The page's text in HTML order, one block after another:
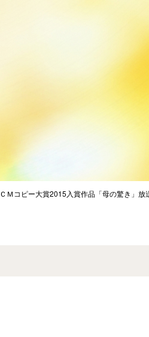
ＣＭコピー大賞2015入賞作品「母の驚き」放